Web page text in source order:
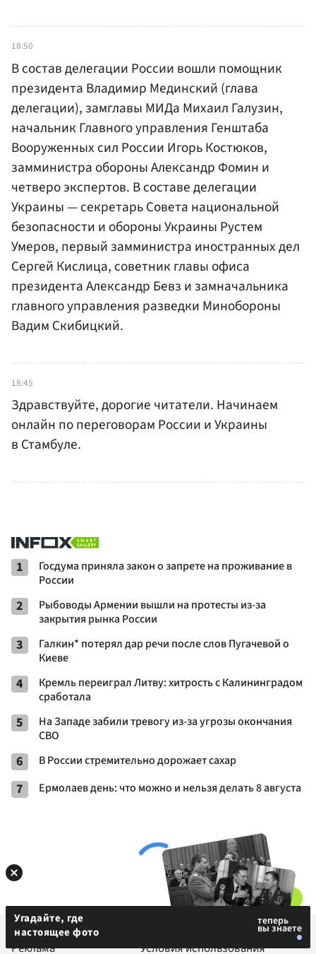
18:50
В состав делегации России вошли помощник
президента Владимир Мединский (глава
делегации), замглавы МИДа Михаил Галузин,
начальник Главного управления Генштаба
Вооруженных сил России Игорь Костюков,
замминистра обороны Александр Фомин и
четверо экспертов. В составе делегации
Украины — секретарь Совета национальной
безопасности и обороны Украины Рустем
Умеров, первый замминистра иностранных дел
Сергей Кислица, советник главы офиса
президента Александр Бевз и замначальника
главного управления разведки Минобороны
Вадим Скибицкий.
18:45
Здравствуйте, дорогие читатели. Начинаем
онлайн по переговорам России и Украины
в Стамбуле.
1
Госдума приняла закон о запрете на проживание в
России
2
Рыбоводы Армении вышли на протесты из-за
закрытия рынка России
3
Галкин* потерял дар речи после слов Пугачевой о
Киеве
4
Кремль переиграл Литву: хитрость с Калининградом
сработала
5
На Западе забили тревогу из-за угрозы окончания
СВО
6 В России стремительно дорожает сахар
7 Ермолаев день: что можно и нельзя делать 8 августа
Редакция
Реклама
Правовая информация
Условия использования
Угадайте, где
настоящее фото